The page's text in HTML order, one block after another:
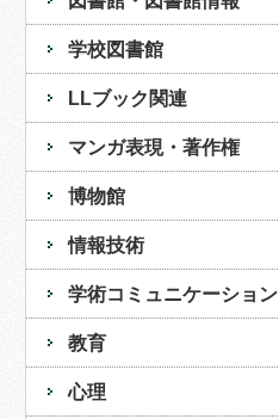
学校図書館
LLブック関連
マンガ表現・著作権
博物館
情報技術
学術コミュニケーション
教育
心理